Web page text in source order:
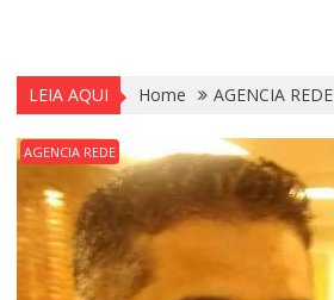
LEIA AQUI Home AGENCIA REDE
AGENCIA REDE